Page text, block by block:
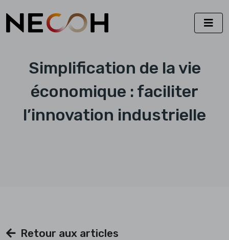
Simplification de la vie
économique : faciliter
l’innovation industrielle
Retour aux articles